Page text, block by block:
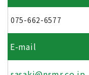
075-662-6577
E-mail